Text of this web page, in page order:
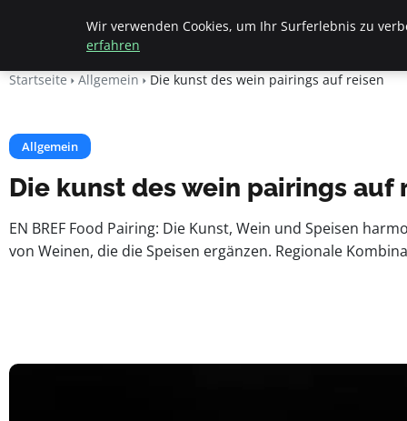
Beyond Surface
Startseite Allgemein Die kunst des wein pairings auf reisen
Allgemein
Die kunst des wein pairings auf
EN BREF Food Pairing: Die Kunst, Wein und Speisen
von Weinen, die die Speisen ergänzen. Regionale
Wir verwenden Cookies, um Ihr Surferlebnis zu
erfahren